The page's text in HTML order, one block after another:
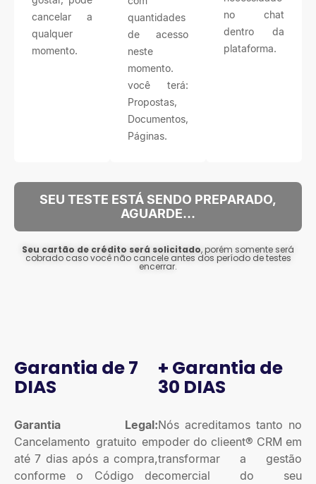
cancelar a
qualquer
momento.
quantidades
de acesso
neste
momento.
você terá:
Propostas,
Documentos,
Páginas.
no chat
dentro da
plataforma.
SEU TESTE ESTÁ SENDO PREPARADO,
AGUARDE...
Seu cartão de crédito será solicitado, porém somente será
cobrado caso você não cancele antes dos período de testes
encerrar.
Garantia de 7
DIAS
Garantia Legal:
Cancelamento gratuito em
até 7 dias após a compra,
conforme o Código de
+ Garantia de
30 DIAS
Nós acreditamos tanto no
poder do clieent® CRM em
transformar a gestão
comercial do seu